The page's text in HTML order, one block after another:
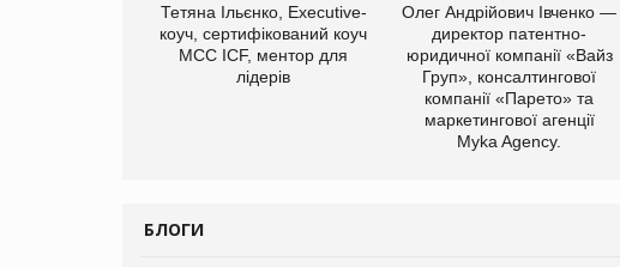
Тетяна Ільєнко, Executive-
коуч, сертифікований коуч
МСС ICF, ментор для
лідерів
Олег Андрійович Івченко —
директор патентно-
юридичної компанії «Вайз
Груп», консалтингової
компанії «Парето» та
маркетингової агенції
Myka Agency.
БЛОГИ